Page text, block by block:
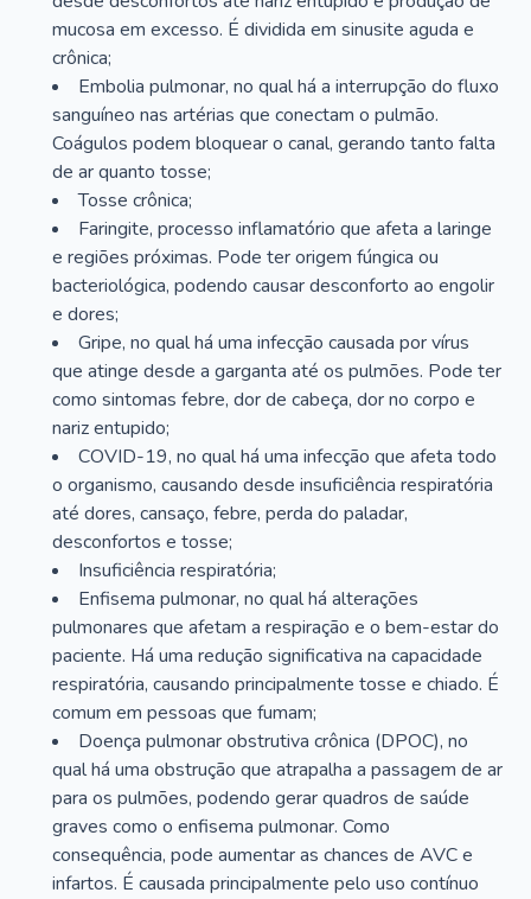
mucosa em excesso. É dividida em sinusite aguda e
crônica;
Embolia pulmonar, no qual há a interrupção do fluxo
sanguíneo nas artérias que conectam o pulmão.
Coágulos podem bloquear o canal, gerando tanto falta
de ar quanto tosse;
Tosse crônica;
Faringite, processo inflamatório que afeta a laringe
e regiões próximas. Pode ter origem fúngica ou
bacteriológica, podendo causar desconforto ao engolir
e dores;
Gripe, no qual há uma infecção causada por vírus
que atinge desde a garganta até os pulmões. Pode ter
como sintomas febre, dor de cabeça, dor no corpo e
nariz entupido;
COVID-19, no qual há uma infecção que afeta todo
o organismo, causando desde insuficiência respiratória
até dores, cansaço, febre, perda do paladar,
desconfortos e tosse;
Insuficiência respiratória;
Enfisema pulmonar, no qual há alterações
pulmonares que afetam a respiração e o bem-estar do
paciente. Há uma redução significativa na capacidade
respiratória, causando principalmente tosse e chiado. É
comum em pessoas que fumam;
Doença pulmonar obstrutiva crônica (DPOC), no
qual há uma obstrução que atrapalha a passagem de ar
para os pulmões, podendo gerar quadros de saúde
graves como o enfisema pulmonar. Como
consequência, pode aumentar as chances de AVC e
infartos. É causada principalmente pelo uso contínuo